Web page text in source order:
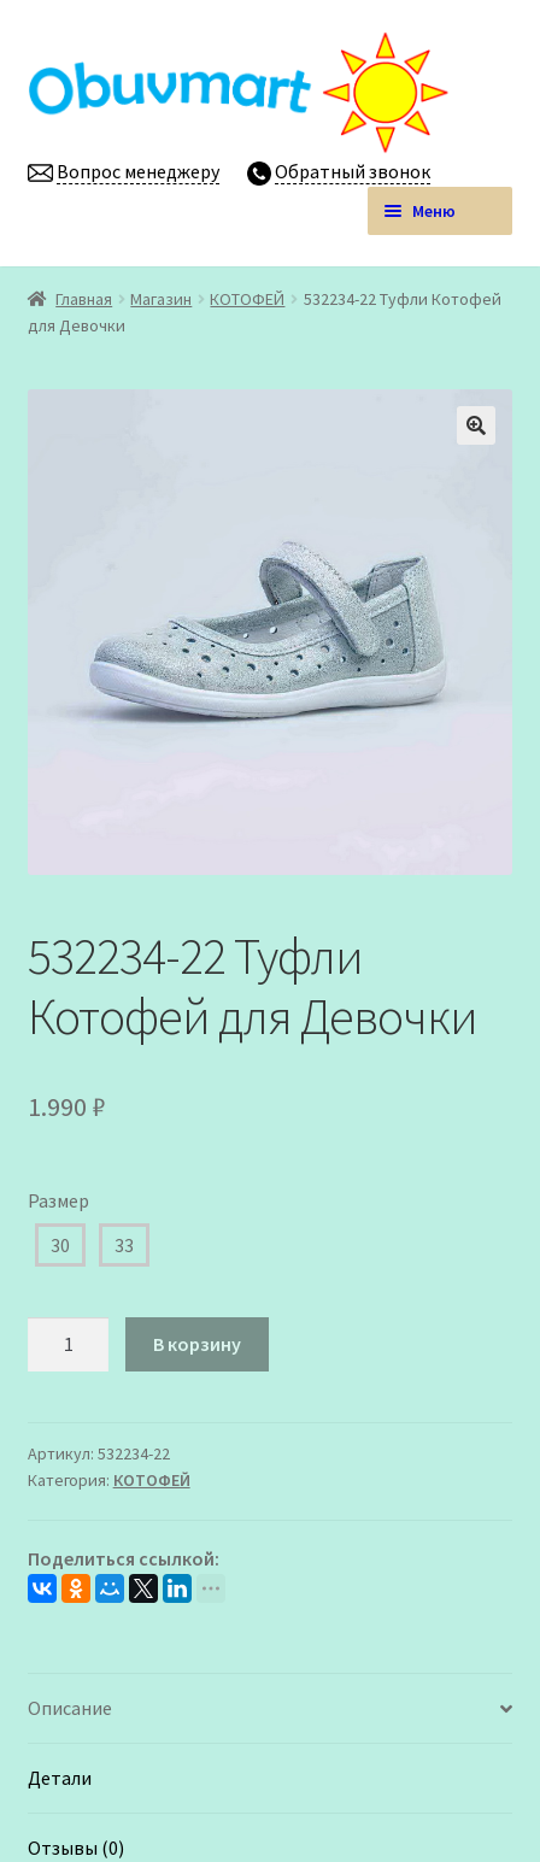
к
навигации
к
содержимому
Вопрос менеджеру Обратный звонок
Меню
Obuvmart.pro | Детская обувь мелким оптом
Магазин
меню
Личный кабинет
Главная Магазин КОТОФЕЙ
532234-22 Туфли Котофей
для Девочки
532234-22 Туфли
Котофей для Девочки
1.990 ₽
Размер
30
33
Туфли
Котофей
В корзину
Артикул: 532234-22
Категория: КОТОФЕЙ
Поделиться ссылкой:
Описание
Детали
Отзывы (0)